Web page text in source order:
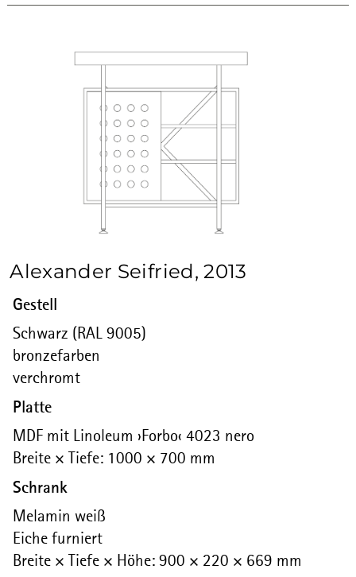
Alexander Seifried, 2013
Gestell
Schwarz (RAL 9005)
bronzefarben
verchromt
Platte
MDF mit Linoleum ›Forbo‹ 4023 nero
Breite × Tiefe: 1000 × 700 mm
Schrank
Melamin weiß
Eiche furniert
Breite × Tiefe × Höhe: 900 × 220 × 669 mm